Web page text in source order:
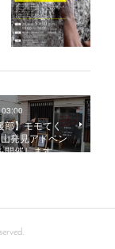
部】モモてく
発見アドベン
開催します。